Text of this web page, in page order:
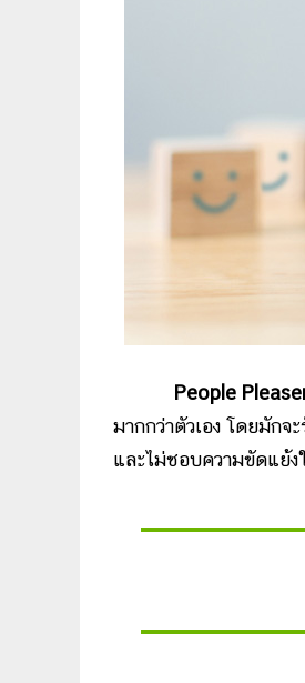
People
มากกว่าตัวเอง โดยมัก
และไม่ชอบความขัดแย้